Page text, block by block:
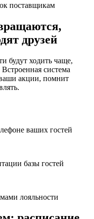
поставщикам
друзей
будут ходить чаще,
система
акции, помнит
ваших гостей
базы гостей
лояльности